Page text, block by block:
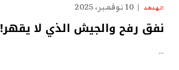
الهدهد 10 نوفمبر، 2025
نفق رفح والجيش الذي لا يقهر!
…